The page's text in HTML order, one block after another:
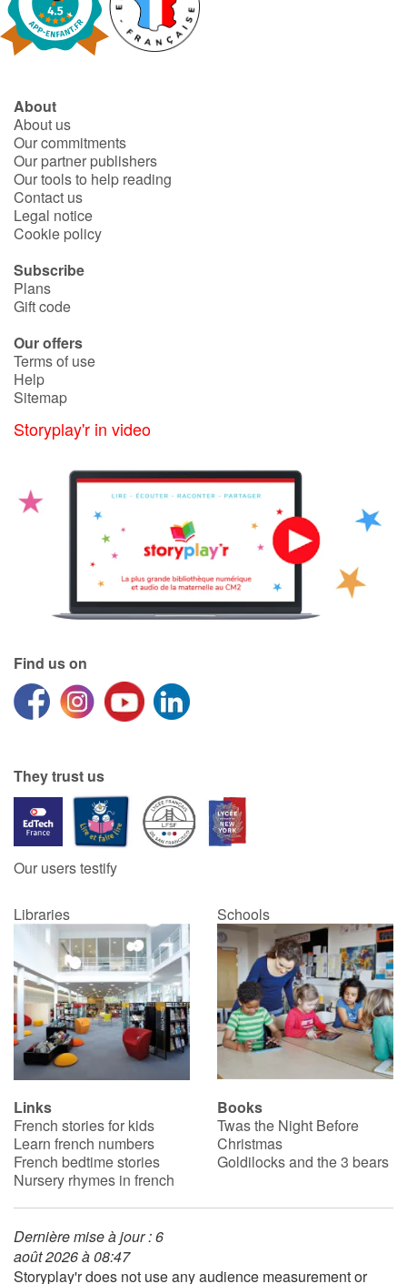
About
About us
Our commitments
Our partner publishers
Our tools to help reading
Contact us
Legal notice
Cookie policy
Subscribe
Plans
Gift code
Our offers
Terms of use
Help
Sitemap
Storyplay'r in video
Find us on
They trust us
Our users testify
Libraries Schools
Links
French stories for kids
Learn french numbers
French bedtime stories
Nursery rhymes in french
Books
Twas the Night Before
Christmas
Goldilocks and the 3 bears
Dernière mise à jour : 6
août 2026 à 08:47
Storyplay'r does not use any audience measurement or